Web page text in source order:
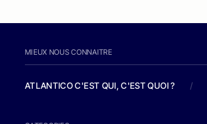
MIEUX NOUS CONNAITRE
ATLANTICO C'EST QUI, C'EST QUOI ? /